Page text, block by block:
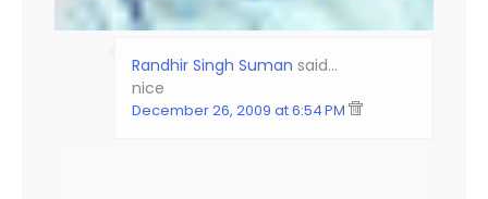
Randhir Singh Suman said…
nice
December 26, 2009 at 6:54 PM